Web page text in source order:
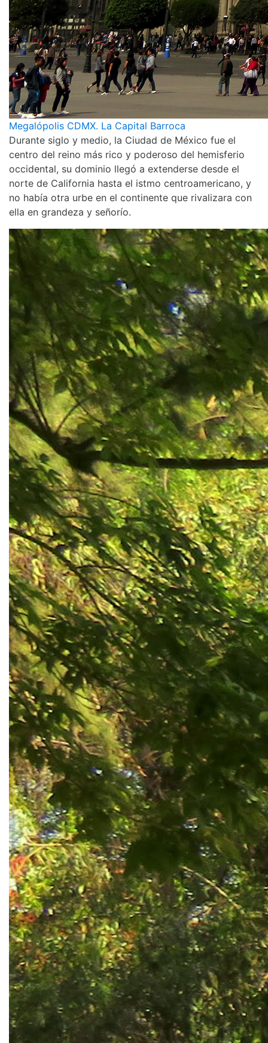
Megalópolis CDMX. La Capital Barroca
Durante siglo y medio, la Ciudad de México fue el
centro del reino más rico y poderoso del hemisferio
occidental, su dominio llegó a extenderse desde el
norte de California hasta el istmo centroamericano, y
no había otra urbe en el continente que rivalizara con
ella en grandeza y señorío.